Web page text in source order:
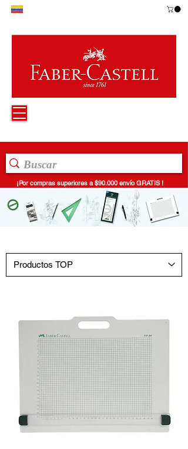
¡Por compras superiores a $90.000 envío GRATIS !